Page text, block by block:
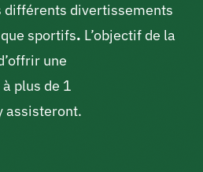
divertissements
sportifs. L’objectif de la
une
plus de 1
assisteront.